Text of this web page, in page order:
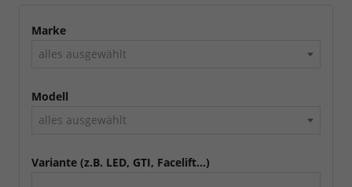
Marke
alles ausgewählt
Modell
alles ausgewählt
Variante (z.B. LED, GTI, Facelift...)